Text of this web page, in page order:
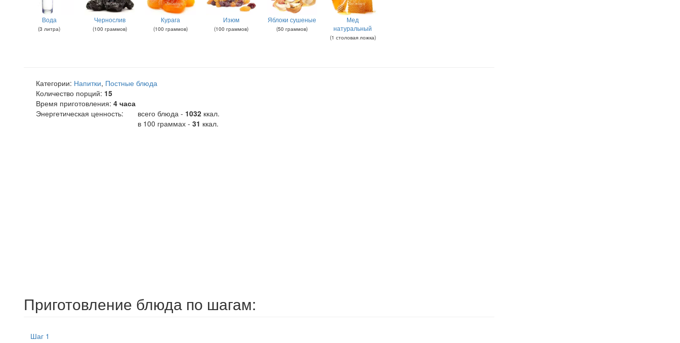
Вода
(3 литра)
Чернослив
(100 граммов)
Курага
(100 граммов)
Изюм
(100 граммов)
Яблоки сушеные
(50 граммов)
Мед
натуральный
(1 столовая ложка)
Категории: Напитки, Постные блюда
Количество порций: 15
Время приготовления: 4 часа
Энергетическая ценность:
всего блюда - 1032 ккал.
в 100 граммах - 31 ккал.
Приготовление блюда по шагам:
Шаг 1